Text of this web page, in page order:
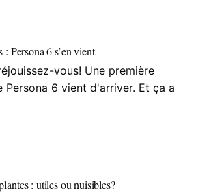
Persona 6 s’en vient
vous! Une première
Persona 6 vient d'arriver. Et ça a
: utiles ou nuisibles?